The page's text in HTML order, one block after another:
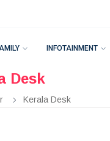
INFOTAINMENT
Desk
Kerala Desk